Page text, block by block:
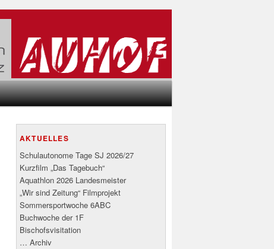
AKTUELLES
Schulautonome Tage SJ 2026/27
Kurzfilm „Das Tagebuch“
Aquathlon 2026 Landesmeister
„Wir sind Zeitung“ Filmprojekt
Sommersportwoche 6ABC
Buchwoche der 1F
Bischofsvisitation
… Archiv